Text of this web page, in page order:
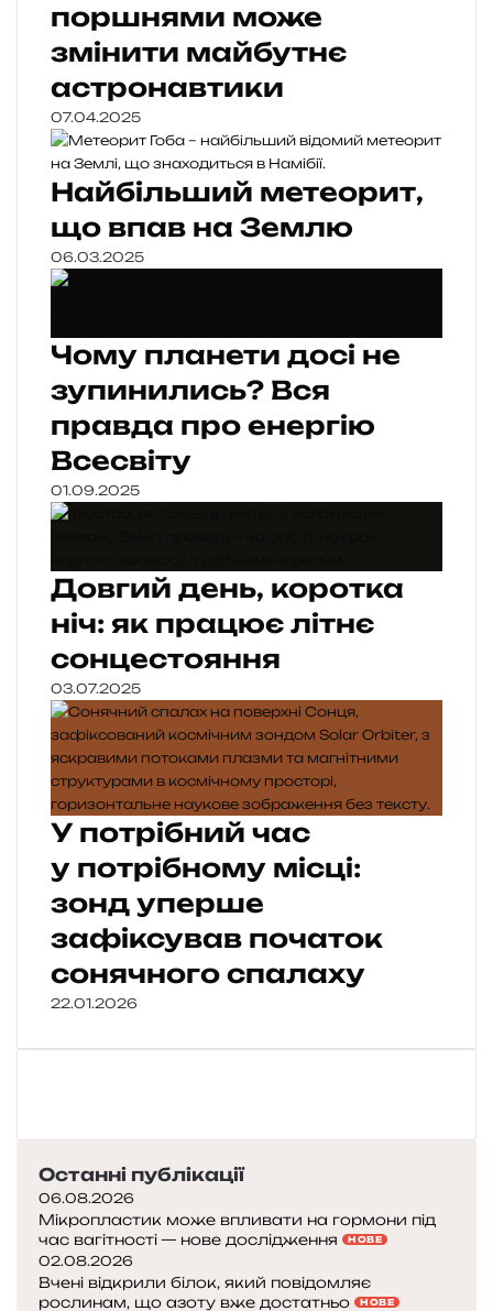
поршнями може
змінити майбутнє
астронавтики
07.04.2025
Найбільший метеорит,
що впав на Землю
06.03.2025
Чому планети досі не
зупинились? Вся
правда про енергію
Всесвіту
01.09.2025
Довгий день, коротка
ніч: як працює літнє
сонцестояння
03.07.2025
У потрібний час
у потрібному місці:
зонд уперше
зафіксував початок
сонячного спалаху
22.01.2026
Останні публікації
06.08.2026
Мікропластик може впливати на гормони під
час вагітності — нове дослідження
НОВЕ
02.08.2026
Вчені відкрили білок, який повідомляє
рослинам, що азоту вже достатньо
НОВЕ